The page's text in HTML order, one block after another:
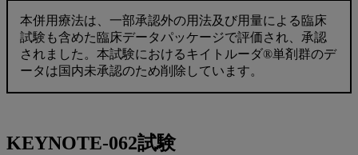
〈HER2
陰
性〉
試
本併用療法は、一部承認外の用法及び用量による臨床
試験も含めた臨床データパッケージで評価され、承認
されました。本試験におけるキイトルーダ®単剤群のデ
ータは国内未承認のため削除しています。
KEYNOTE-062試験